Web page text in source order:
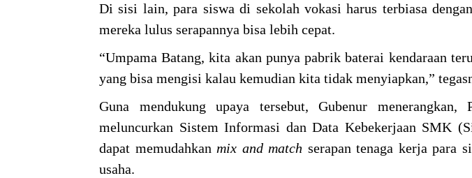
Di sisi lain, para siswa di sekolah vokasi harus terbiasa
mereka lulus serapannya bisa lebih cepat.
“Umpama Batang, kita akan punya pabrik baterai kendaraan
yang bisa mengisi kalau kemudian kita tidak menyiapkan,”
Guna mendukung upaya tersebut, Gubenur menerangkan,
meluncurkan Sistem Informasi dan Data Kebekerjaan SMK
dapat memudahkan mix and match serapan tenaga kerja para
usaha.